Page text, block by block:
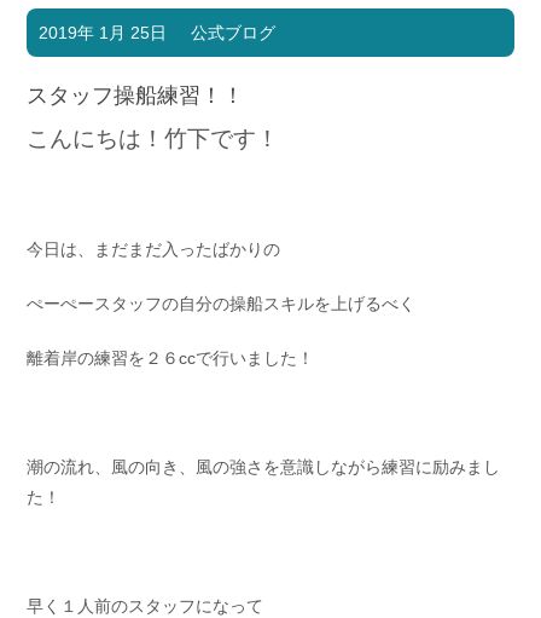
マリンクラブ
マリンライフを堪能したい！
ボート販売
ボート免許
長年の実績と信頼！
Contact us
採用情報 リンク集
2019年 1月 25日 公式ブログ
スタッフ操船練習！！
こんにちは！竹下です！
今日は、まだまだ入ったばかりの
ぺーぺースタッフの自分の操船スキルを上げるべく
離着岸の練習を２６ccで行いました！
潮の流れ、風の向き、風の強さを意識しながら練習に励みまし
た！
早く１人前のスタッフになって